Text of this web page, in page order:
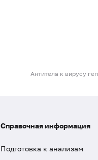
Справочная информация
Подготовка к анализам